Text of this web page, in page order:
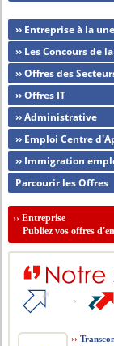
›› Entreprise à la une
›› Les Concours de
›› Offres des
›› Offres IT
›› Administrative
›› Emploi Centre
›› Immigration
Parcourir les Offres
››Entreprise
Publiez vos offres
››